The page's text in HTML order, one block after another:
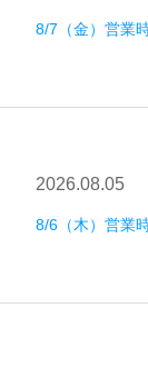
8/7（金）営業
2026.08.05
8/6（木）営業